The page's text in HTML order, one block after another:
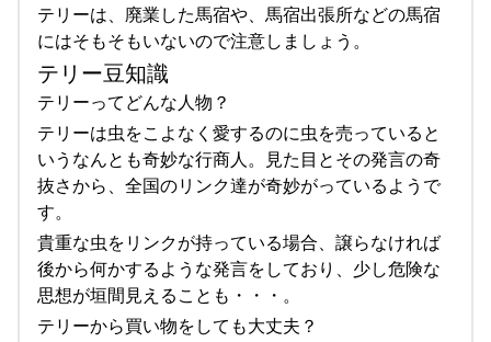
テリーは、廃業した馬宿や、馬宿出張所などの馬宿
にはそもそもいないので注意しましょう。
テリー豆知識
テリーってどんな人物？
テリーは虫をこよなく愛するのに虫を売っていると
いうなんとも奇妙な行商人。見た目とその発言の奇
抜さから、全国のリンク達が奇妙がっているようで
す。
貴重な虫をリンクが持っている場合、譲らなければ
後から何かするような発言をしており、少し危険な
思想が垣間見えることも・・・。
テリーから買い物をしても大丈夫？